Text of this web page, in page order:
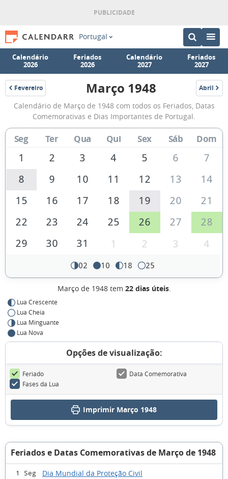
Portugal
Calendário
2026
Feriados
2026
Calendário
2027
Feriados
2027
Fevereiro
1948
Calendário
de
Março
de
1948
Março 1948 Abril
1948
Calendário de Março de 1948 com todos os Feriados, Datas
Comemorativas e Dias Importantes de Portugal.
Seg Ter Qua Qui Sex Sáb Dom
1 2 3 4 5 6
7
8
9 10 11 12 13
14
15
16 17 18 19 20
21
22
23 24 25 26 27
28
29
30 31 1 2 3 4
02 10 18 25
Março de 1948 tem 22 dias úteis.
Lua Crescente
Lua Cheia
Lua Minguante
Lua Nova
Opções de visualização:
Feriado
Data Comemorativa
Fases da Lua
Imprimir Março 1948
Feriados e Datas Comemorativas de Março de 1948
1 Seg Dia Mundial da Proteção Civil